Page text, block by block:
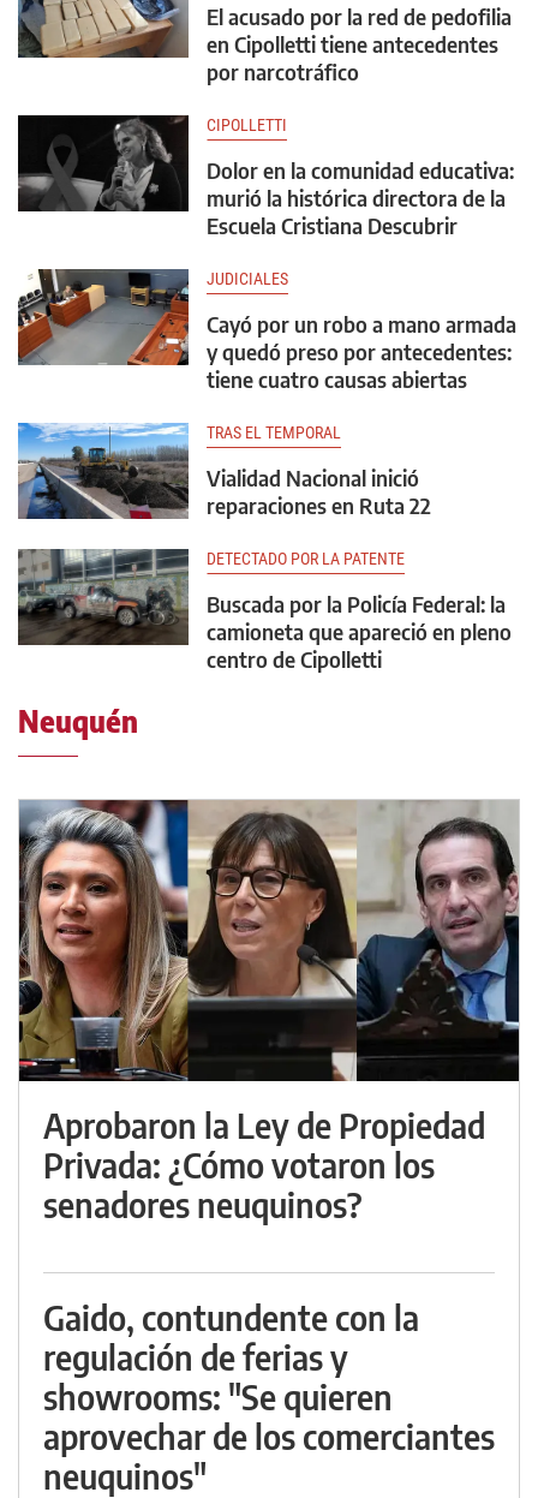
El acusado por la red de pedofilia
en Cipolletti tiene antecedentes
por narcotráfico
CIPOLLETTI
Dolor en la comunidad educativa:
murió la histórica directora de la
Escuela Cristiana Descubrir
JUDICIALES
Cayó por un robo a mano armada
y quedó preso por antecedentes:
tiene cuatro causas abiertas
TRAS EL TEMPORAL
Vialidad Nacional inició
reparaciones en Ruta 22
DETECTADO POR LA PATENTE
Buscada por la Policía Federal: la
camioneta que apareció en pleno
centro de Cipolletti
Neuquén
Aprobaron la Ley de Propiedad
Privada: ¿Cómo votaron los
senadores neuquinos?
Gaido, contundente con la
regulación de ferias y
showrooms: "Se quieren
aprovechar de los comerciantes
neuquinos"